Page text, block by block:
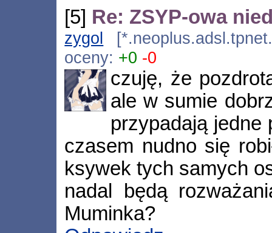
[5] Re: ZSYP-owa
zygol
oceny: +0 -0
czuję, że
ale w sumie
przypadają jedne
czasem nudno się
ksywek tych samych
nadal będą
Muminka?